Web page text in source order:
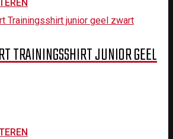
TRAININGSSHIRT JUNIOR GEEL